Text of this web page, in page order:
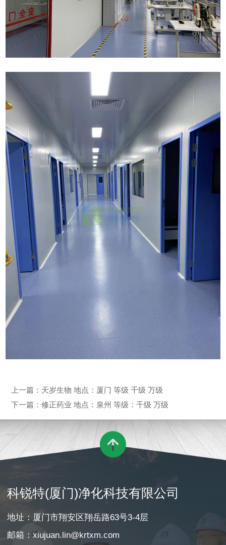
上一篇： 天岁生物 地点：厦门 等级 千级 万级
下一篇： 修正药业 地点：泉州 等级：千级 万级

科锐特(厦门)净化科技有限公司
地址：厦门市翔安区翔岳路63号3-4层
邮箱：xiujuan.lin@krtxm.com